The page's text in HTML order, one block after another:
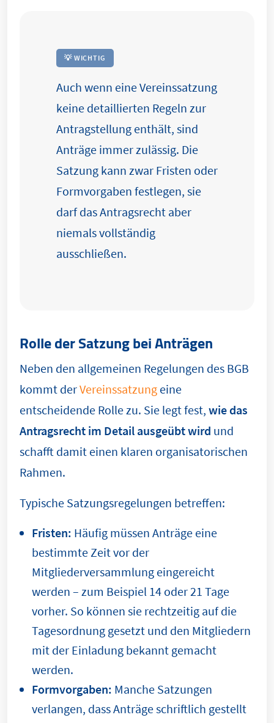
💡 WICHTIG
Auch wenn eine Vereinssatzung
keine detaillierten Regeln zur
Antragstellung enthält, sind
Anträge immer zulässig. Die
Satzung kann zwar Fristen oder
Formvorgaben festlegen, sie
darf das Antragsrecht aber
niemals vollständig
ausschließen.
Rolle der Satzung bei Anträgen
Neben den allgemeinen Regelungen des BGB
kommt derVereinssatzung eine
entscheidende Rolle zu. Sie legt fest, wie das
Antragsrecht im Detail ausgeübt wird und
schafft damit einen klaren organisatorischen
Rahmen.
Typische Satzungsregelungen betreffen:
Fristen: Häufig müssen Anträge eine
bestimmte Zeit vor der
Mitgliederversammlung eingereicht
werden – zum Beispiel 14 oder 21 Tage
vorher. So können sie rechtzeitig auf die
Tagesordnung gesetzt und den Mitgliedern
mit der Einladung bekannt gemacht
werden.
Formvorgaben: Manche Satzungen
verlangen, dass Anträge schriftlich gestellt